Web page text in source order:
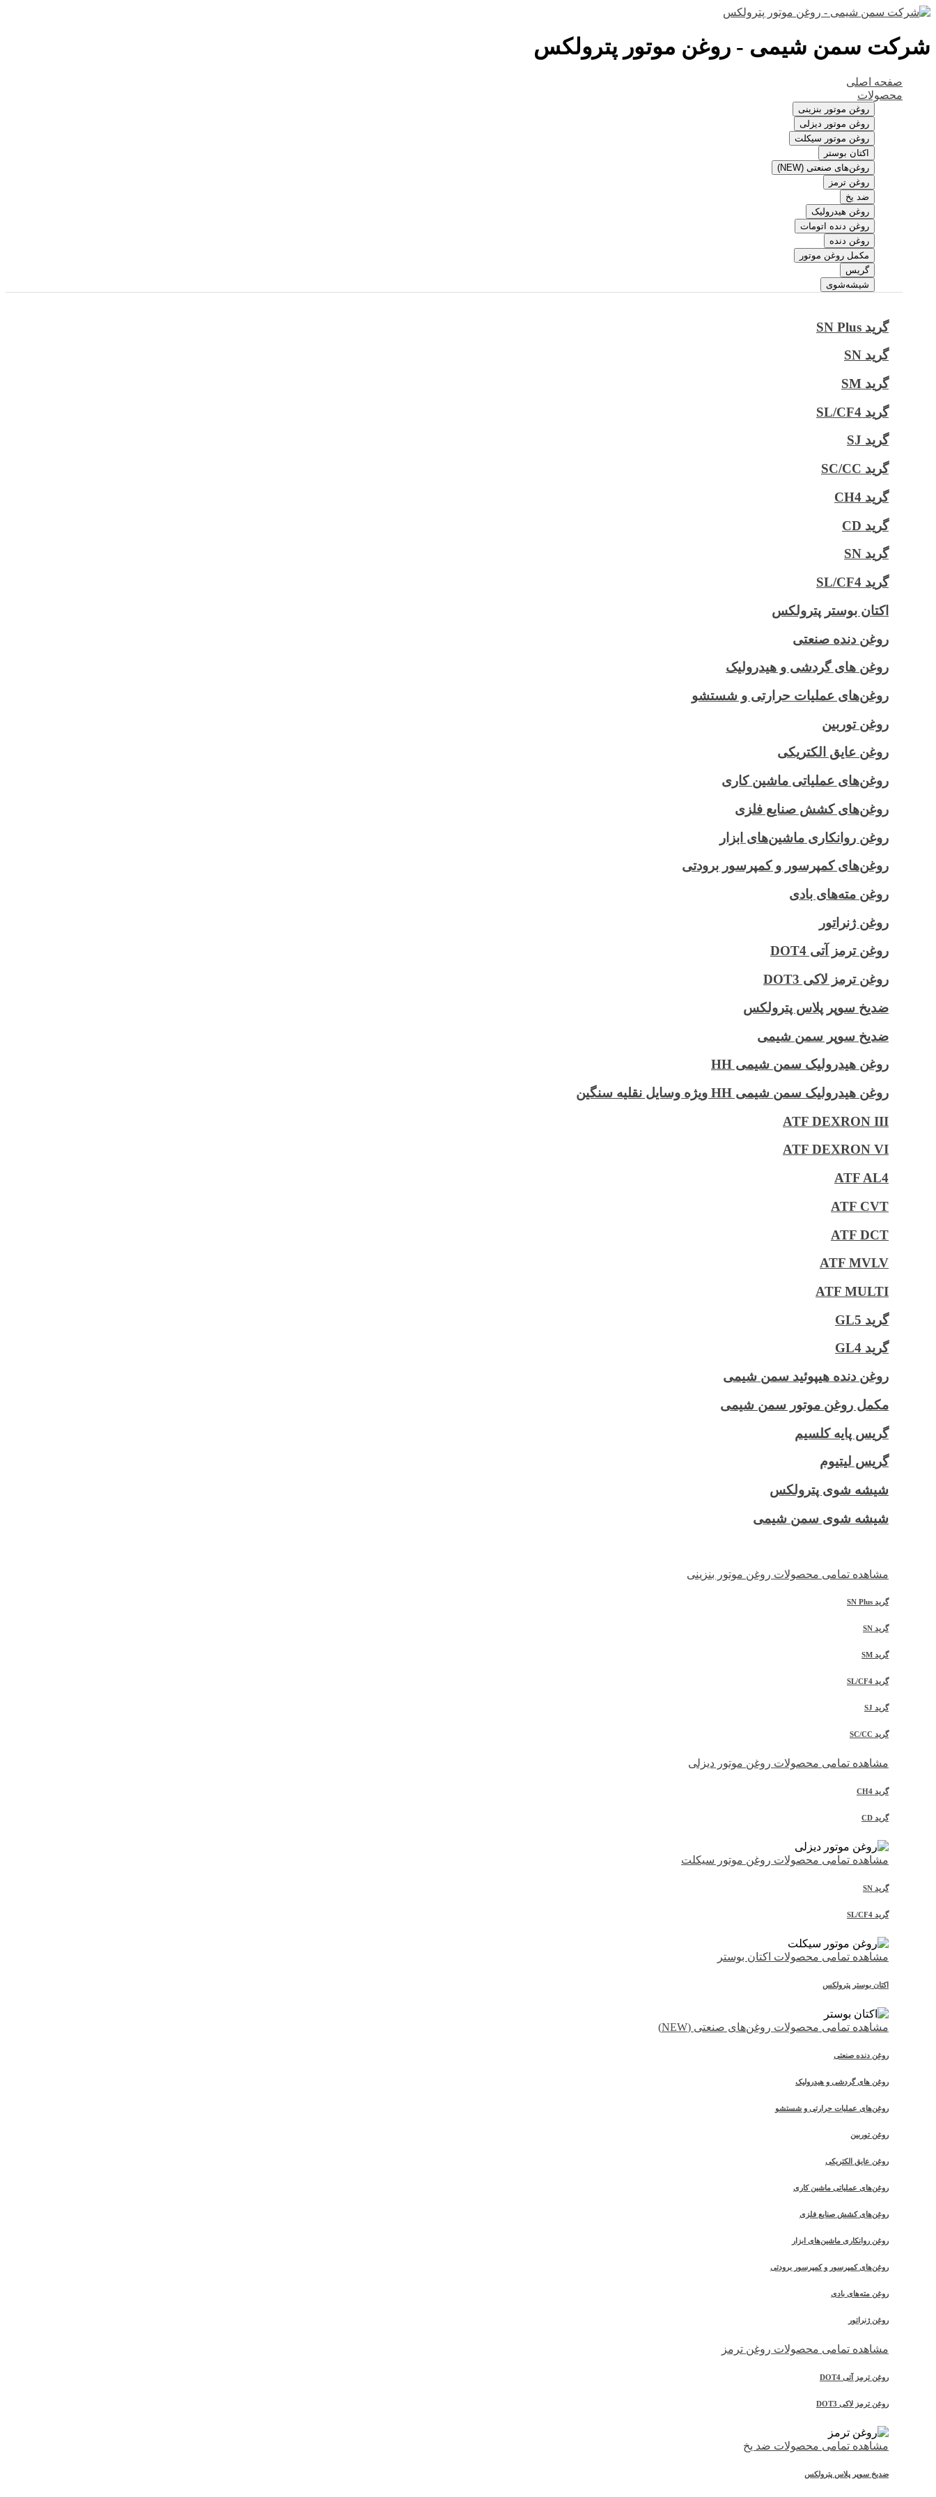
شرکت سمن شیمی - روغن موتور پترولکس
صفحه اصلی
محصولات
روغن موتور بنزینی
روغن موتور دیزلی
روغن موتور سیکلت
اکتان بوستر
روغن‌های صنعتی (NEW)
روغن ترمز
ضد یخ
روغن هیدرولیک
روغن دنده اتومات
روغن دنده
مکمل روغن موتور
گریس
شیشه‌شوی
گرید SN Plus
گرید SN
گرید SM
گرید SL/CF4
گرید SJ
گرید SC/CC
گرید CH4
گرید CD
گرید SN
گرید SL/CF4
اکتان بوستر پترولکس
روغن دنده صنعتی
روغن‌ های گردشی و هیدرولیک
روغن‌های عملیات حرارتی و شستشو
روغن توربین
روغن عایق الکتریکی
روغن‌های عملیاتی ماشین کاری
روغن‌های کشش صنایع فلزی
روغن روانکاری ماشین‌های ابزار
روغن‌های کمپرسور و کمپرسور برودتی
روغن مته‌های بادی
روغن ژنراتور
روغن ترمز آتی DOT4
روغن ترمز لاکی DOT3
ضدیخ سوپر پلاس پترولکس
ضدیخ سوپر سمن شیمی
روغن هیدرولیک سمن شیمی HH
روغن هیدرولیک سمن شیمی HH ویژه وسایل نقلیه سنگین
ATF DEXRON III
ATF DEXRON VI
ATF AL4
ATF CVT
ATF DCT
ATF MVLV
ATF MULTI
گرید GL5
گرید GL4
روغن دنده هیپوئید سمن شیمی
مکمل روغن موتور سمن شیمی
گریس پایه کلسیم
گریس لیتیوم
شیشه شوی پترولکس
شیشه شوی سمن شیمی
مشاهده تمامی محصولات روغن موتور بنزینی
گرید SN Plus
گرید SN
گرید SM
گرید SL/CF4
گرید SJ
گرید SC/CC
مشاهده تمامی محصولات روغن موتور دیزلی
گرید CH4
گرید CD
مشاهده تمامی محصولات روغن موتور سیکلت
گرید SN
گرید SL/CF4
مشاهده تمامی محصولات اکتان بوستر
اکتان بوستر پترولکس
مشاهده تمامی محصولات روغن‌های صنعتی (NEW)
روغن دنده صنعتی
روغن‌ های گردشی و هیدرولیک
روغن‌های عملیات حرارتی و شستشو
روغن توربین
روغن عایق الکتریکی
روغن‌های عملیاتی ماشین کاری
روغن‌های کشش صنایع فلزی
روغن روانکاری ماشین‌های ابزار
روغن‌های کمپرسور و کمپرسور برودتی
روغن مته‌های بادی
روغن ژنراتور
مشاهده تمامی محصولات روغن ترمز
روغن ترمز آتی DOT4
روغن ترمز لاکی DOT3
مشاهده تمامی محصولات ضد یخ
ضدیخ سوپر پلاس پترولکس